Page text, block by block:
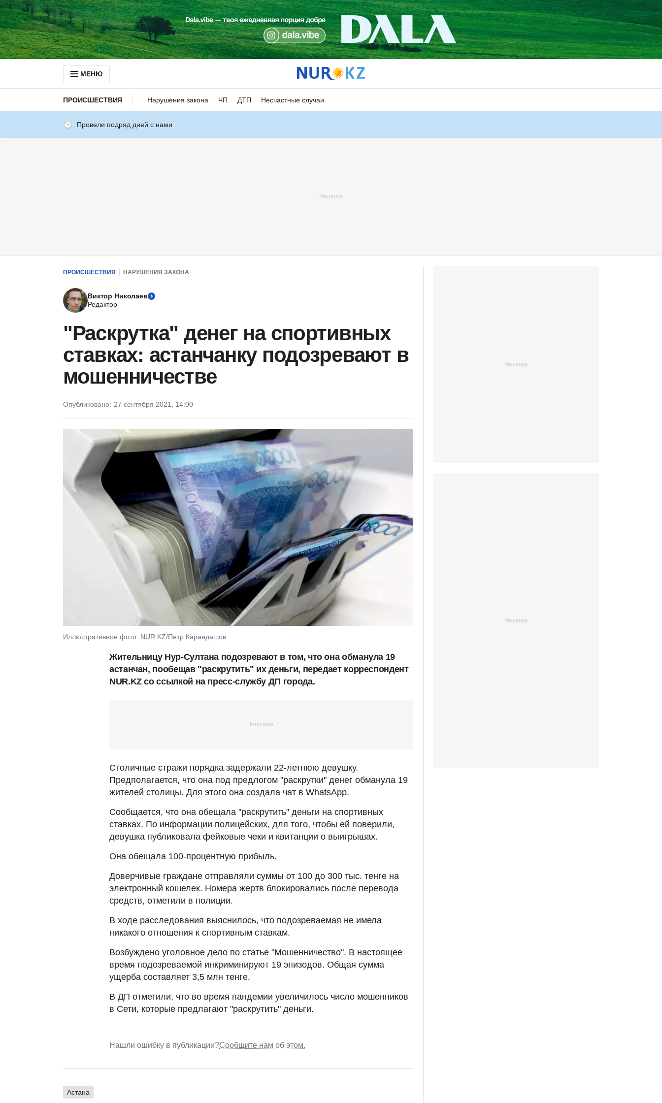
МЕНЮ
ПРОИСШЕСТВИЯ Нарушения закона ЧП ДТП Несчастные случаи
Провели подряд дней с нами
ПРОИСШЕСТВИЯ НАРУШЕНИЯ ЗАКОНА
Виктор Николаев
Редактор
"Раскрутка" денег на спортивных
ставках: астанчанку подозревают в
мошенничестве
Опубликовано: 27 сентября 2021, 14:00
Иллюстративное фото: NUR.KZ/Петр Карандашов
Жительницу Нур-Султана подозревают в том, что она обманула 19
астанчан, пообещав "раскрутить" их деньги, передает корреспондент
NUR.KZ со ссылкой на пресс-службу ДП города.
Столичные стражи порядка задержали 22-летнюю девушку.
Предполагается, что она под предлогом "раскрутки" денег обманула 19
жителей столицы. Для этого она создала чат в WhatsApp.
Сообщается, что она обещала "раскрутить" деньги на спортивных
ставках. По информации полицейских, для того, чтобы ей поверили,
девушка публиковала фейковые чеки и квитанции о выигрышах.
Она обещала 100-процентную прибыль.
Доверчивые граждане отправляли суммы от 100 до 300 тыс. тенге на
электронный кошелек. Номера жертв блокировались после перевода
средств, отметили в полиции.
В ходе расследования выяснилось, что подозреваемая не имела
никакого отношения к спортивным ставкам.
Возбуждено уголовное дело по статье "Мошенничество". В настоящее
время подозреваемой инкриминируют 19 эпизодов. Общая сумма
ущерба составляет 3,5 млн тенге.
В ДП отметили, что во время пандемии увеличилось число мошенников
в Сети, которые предлагают "раскрутить" деньги.
Нашли ошибку в публикации?Сообщите нам об этом.
Астана